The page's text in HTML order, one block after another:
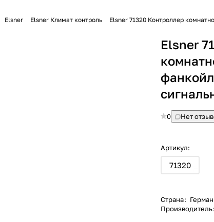
Elsner Elsner Климат контроль Elsner 71320 Контроллер
Elsner
0 Нет
Артикул:
71320
Страна:
Производитель: